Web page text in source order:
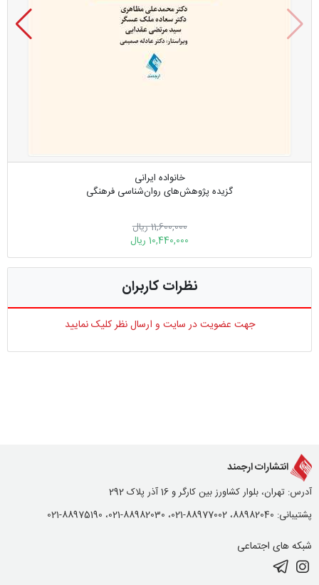
خانواده ایرانی
گزیده پژوهش‌های روان‌شناسی فرهنگی‎
11,600,000 ریال
10,440,000 ریال
نظرات کاربران
جهت عضویت در سایت و ارسال نظر کلیک نمایید
انتشارات ارجمند
آدرس: تهران، بلوار کشاورز بین کارگر و 16 آذر پلاک 292
پشتیبانی: 88982040، 88977002-021، 88982030-021، 88975190-021
شبکه های اجتماعی